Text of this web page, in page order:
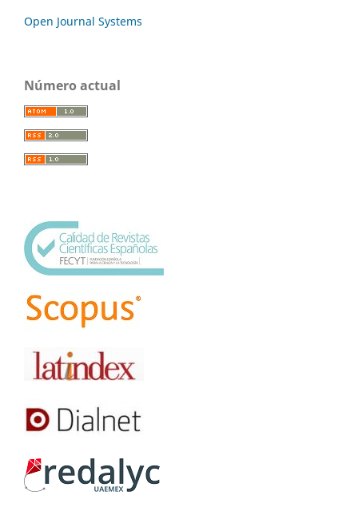
Open Journal Systems
Número actual